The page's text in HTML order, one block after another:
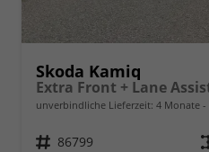
Skoda Kamiq
unverbindliche Lieferzeit: 4 Monate
Fahrzeugnr. 86799